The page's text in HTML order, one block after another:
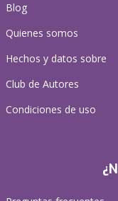
Blog
Quienes somos
Hechos y datos sobre
Club de Autores
Condiciones de uso